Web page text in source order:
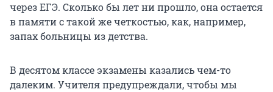
через ЕГЭ. Сколько бы лет ни прошло, она остается
в памяти с такой же четкостью, как, например,
запах больницы из детства.
В десятом классе экзамены казались чем-то
далеким. Учителя предупреждали, чтобы мы